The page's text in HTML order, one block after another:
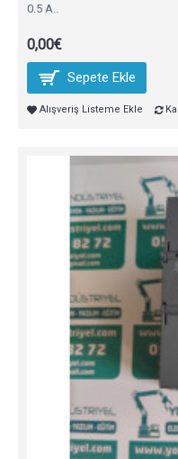
0.5 A..
0,00€
Sepete Ekle
Alışveriş Listeme Ekle